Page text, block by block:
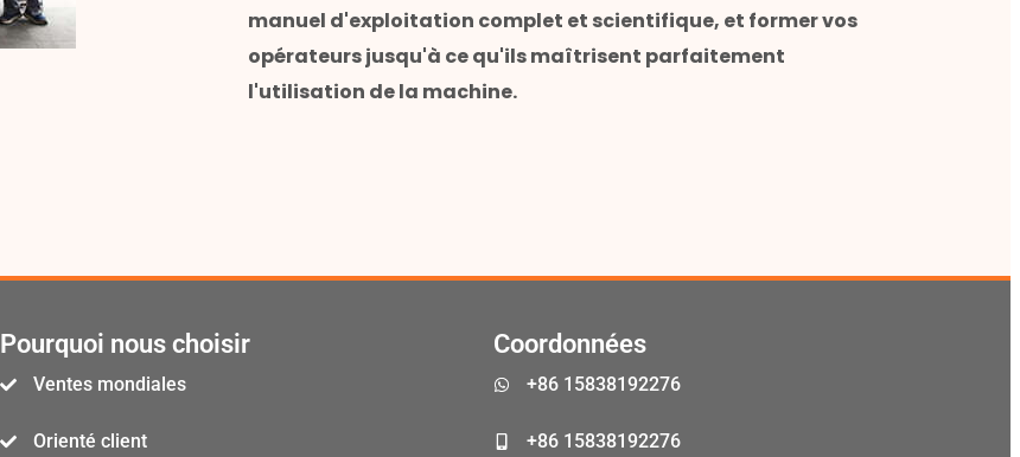
manuel d'exploitation complet et scientifique, et former vos
opérateurs jusqu'à ce qu'ils maîtrisent parfaitement
l'utilisation de la machine.
Pourquoi nous choisir
Ventes mondiales
Orienté client
Coordonnées
+86 15838192276
+86 15838192276
Swahili